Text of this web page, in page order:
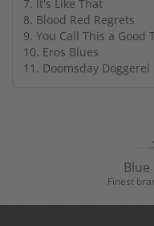
7. It's Like That
8. Blood Red Regrets
9. You Call This a Good
10. Eros Blues
11. Doomsday Doggerel
Finest